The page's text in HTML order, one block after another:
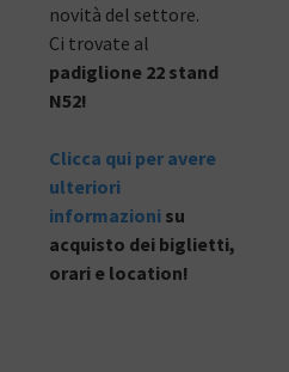
novità del settore.
Ci trovate al
padiglione 22 stand
N52!
Clicca qui per avere
ulteriori
informazionisu
acquisto dei biglietti,
orari e location!